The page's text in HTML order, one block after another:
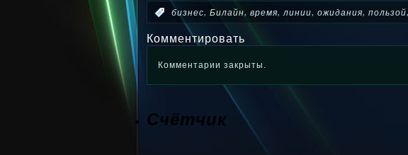
бизнес, Билайн, время, линии, ожидания, пользой,
Комментировать
Комментарии закрыты.
Счётчик